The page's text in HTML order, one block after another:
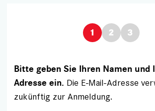
Bitte geben Sie Ihren Namen und
Adresse ein. Die E-Mail-Adresse
zukünftig zur Anmeldung.